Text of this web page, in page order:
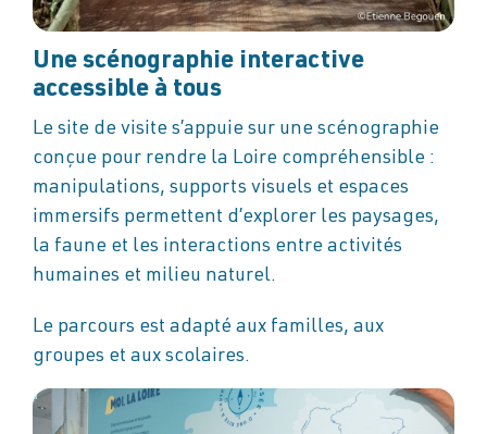
Une scénographie interactive
accessible à tous
Le site de visite s’appuie sur une scénographie
conçue pour rendre la Loire compréhensible :
manipulations, supports visuels et espaces
immersifs permettent d’explorer les paysages,
la faune et les interactions entre activités
humaines et milieu naturel.
Le parcours est adapté aux familles, aux
groupes et aux scolaires.